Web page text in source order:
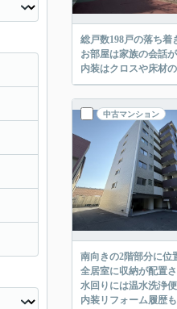
総戸数198戸の落ち着
お部屋は家族の会話
内装はクロスや床材
中古マンション
南向きの2階部分に位
全居室に収納が配置
水回りには温水洗浄
内装リフォーム履歴